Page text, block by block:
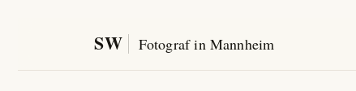
SW Fotograf in Mannheim